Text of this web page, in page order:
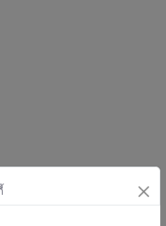
ดอกยิปโซและไลเซียนทัสสี
ว์สีแดงอย่างโดดเด่น
ละความจริงใจ เหมาะ